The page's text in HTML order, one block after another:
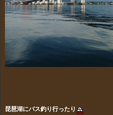
琵琶湖にバス釣り行ったり